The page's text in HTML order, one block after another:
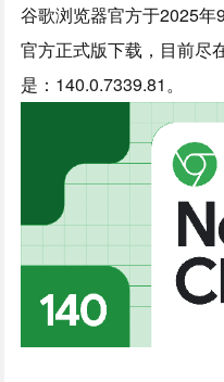
谷歌浏览器官方于2025
官方正式版下载，目前尽
是：140.0.7339.81。